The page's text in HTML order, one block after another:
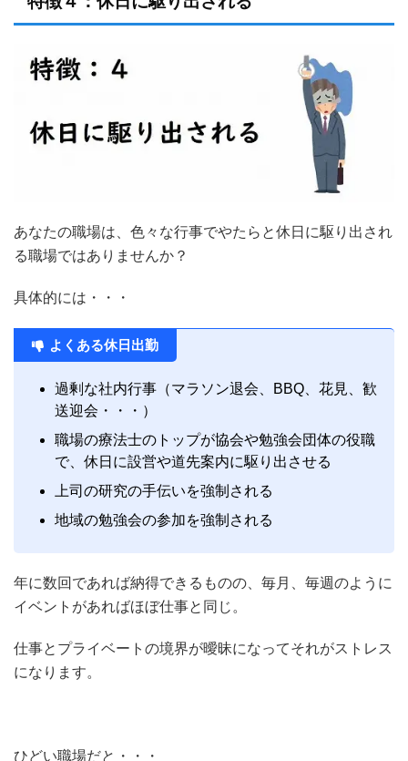
あなたの職場は、色々な行事でやたらと休日に駆り出され
る職場ではありませんか？
具体的には・・・
よくある休日出勤
過剰な社内行事（マラソン退会、BBQ、花見、歓
送迎会・・・）
職場の療法士のトップが協会や勉強会団体の役職
で、休日に設営や道先案内に駆り出させる
上司の研究の手伝いを強制される
地域の勉強会の参加を強制される
年に数回であれば納得できるものの、毎月、毎週のように
イベントがあればほぼ仕事と同じ。
仕事とプライベートの境界が曖昧になってそれがストレス
になります。
ひどい職場だと・・・